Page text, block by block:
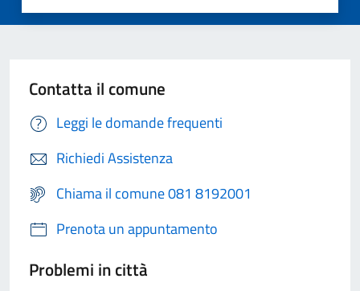
Contatta il comune
Leggi le domande frequenti
Richiedi Assistenza
Chiama il comune 081 8192001
Prenota un appuntamento
Problemi in città